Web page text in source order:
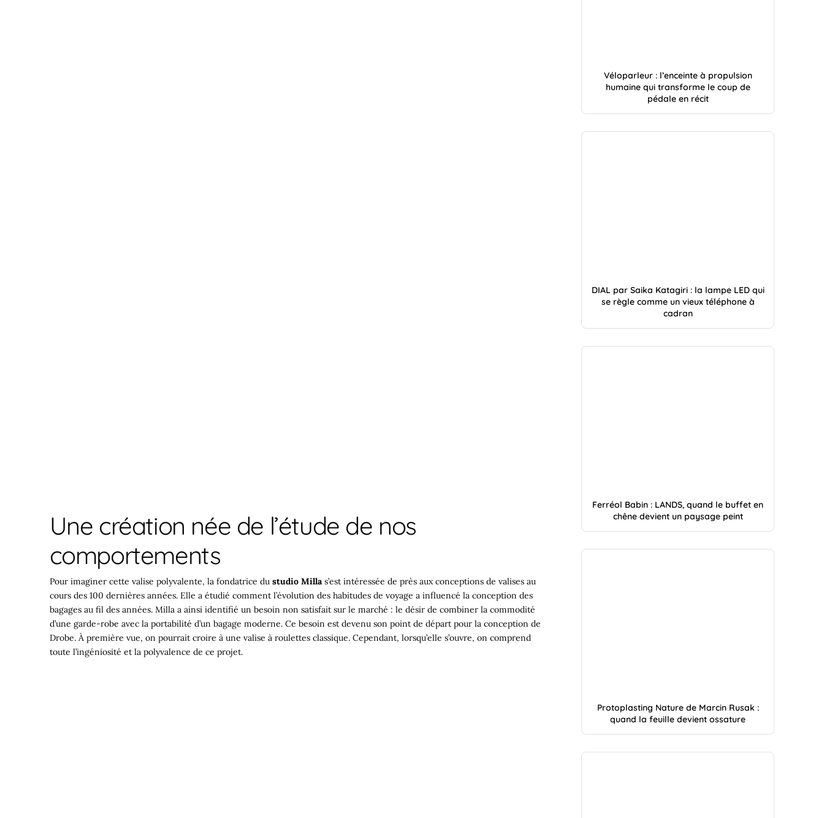
Une création née de l’étude de nos
comportements
Pour imaginer cette valise polyvalente, la fondatrice du studio Millas’est intéressée de près aux conceptions de valises au
cours des 100 dernières années. Elle a étudié comment l’évolution des habitudes de voyage a influencé la conception des
bagages au fil des années. Milla a ainsi identifié un besoin non satisfait sur le marché : le désir de combiner la commodité
d’une garde-robe avec la portabilité d’un bagage moderne. Ce besoin est devenu son point de départ pour la conception de
Drobe. À première vue, on pourrait croire à une valise à roulettes classique. Cependant, lorsqu’elle s’ouvre, on comprend
toute l’ingéniosité et la polyvalence de ce projet.
Véloparleur : l’enceinte à propulsion
humaine qui transforme le coup de
pédale en récit
DIAL par Saika Katagiri : la lampe LED qui
se règle comme un vieux téléphone à
cadran
Ferréol Babin : LANDS, quand le buffet en
chêne devient un paysage peint
Protoplasting Nature de Marcin Rusak :
quand la feuille devient ossature